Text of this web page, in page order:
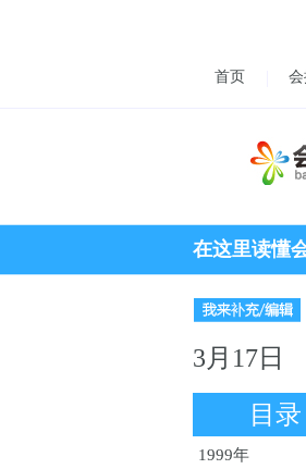
首页 会
在这里读懂
3月17日
目录
1999年